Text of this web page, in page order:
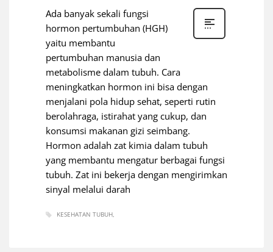
Ada banyak sekali fungsi
hormon pertumbuhan (HGH)
yaitu membantu
pertumbuhan manusia dan
metabolisme dalam tubuh. Cara
meningkatkan hormon ini bisa dengan
menjalani pola hidup sehat, seperti rutin
berolahraga, istirahat yang cukup, dan
konsumsi makanan gizi seimbang.
Hormon adalah zat kimia dalam tubuh
yang membantu mengatur berbagai fungsi
tubuh. Zat ini bekerja dengan mengirimkan
sinyal melalui darah
KESEHATAN TUBUH